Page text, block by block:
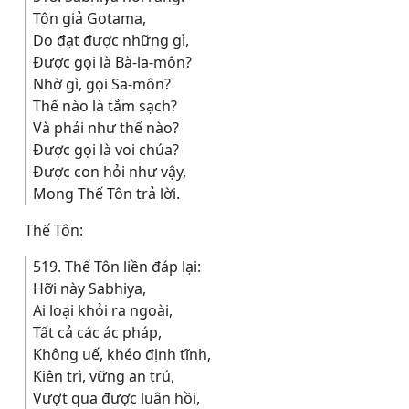
Tôn giả Gotama,
Do đạt được những gì,
Ðược gọi là Bà-la-môn?
Nhờ gì, gọi Sa-môn?
Thế nào là tắm sạch?
Và phải như thế nào?
Ðược gọi là voi chúa?
Ðược con hỏi như vậy,
Mong Thế Tôn trả lời.
Thế Tôn:
519. Thế Tôn liền đáp lại:
Hỡi này Sabhiya,
Ai loại khỏi ra ngoài,
Tất cả các ác pháp,
Không uế, khéo định tĩnh,
Kiên trì, vững an trú,
Vượt qua được luân hồi,